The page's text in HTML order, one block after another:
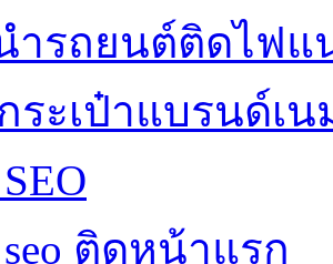
ารถยนต์ติดไฟ
ระเป๋าแบรนด์เน
ติดหน้าแรก